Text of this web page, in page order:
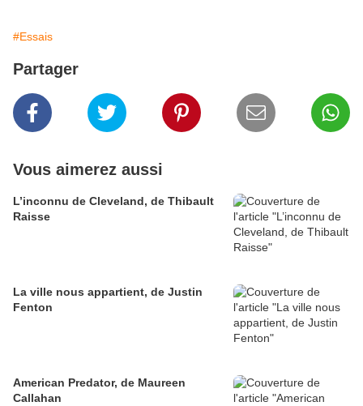
#Essais
Partager
Vous aimerez aussi
L’inconnu de Cleveland, de Thibault
Raisse
La ville nous appartient, de Justin
Fenton
American Predator, de Maureen
Callahan